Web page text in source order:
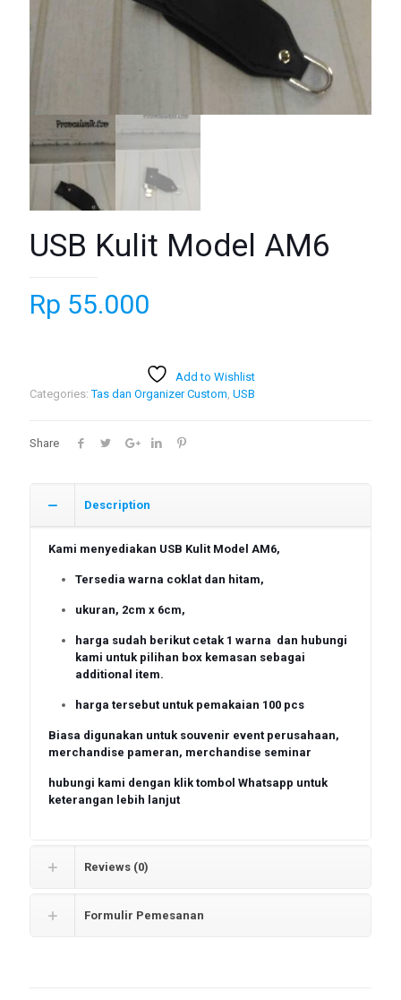
USB Kulit Model AM6
Rp 55.000
Add to Wishlist
Categories:Tas dan Organizer Custom USB
Share
Description
Kami menyediakan USB Kulit Model AM6,
Tersedia warna coklat dan hitam,
ukuran, 2cm x 6cm,
harga sudah berikut cetak 1 warna dan hubungi
kami untuk pilihan box kemasan sebagai
additional item.
harga tersebut untuk pemakaian 100 pcs
Biasa digunakan untuk souvenir event perusahaan,
merchandise pameran, merchandise seminar
hubungi kami dengan klik tombol Whatsapp untuk
keterangan lebih lanjut
Reviews (0)
Formulir Pemesanan